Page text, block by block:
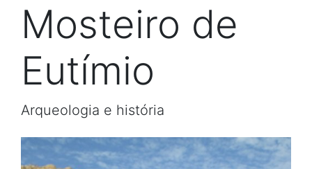
Mosteiro de
Eutímio
Arqueologia e história